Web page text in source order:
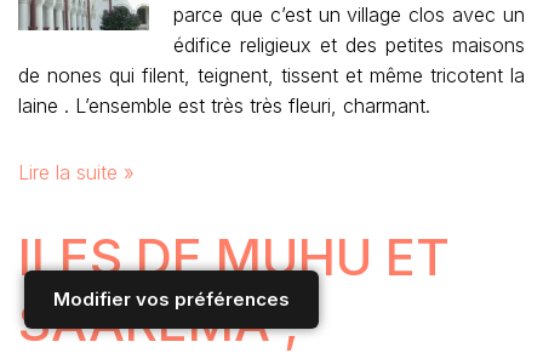
Modifier vos préférences
parce que c’est un village clos avec un
édifice religieux et des petites maisons
de nones qui filent, teignent, tissent et même tricotent la
laine . L’ensemble est très très fleuri, charmant.
Lire la suite »
ILES DE MUHU ET
SAAREMA ;